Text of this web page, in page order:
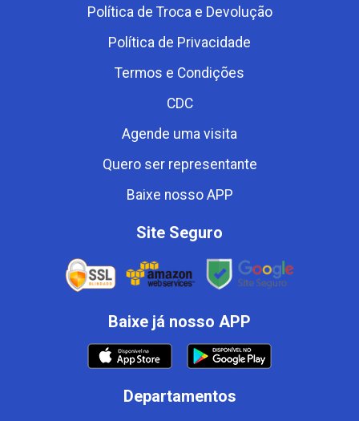
Política de Troca e Devolução
Política de Privacidade
Termos e Condições
CDC
Agende uma visita
Quero ser representante
Baixe nosso APP
Site Seguro
Baixe já nosso APP
Departamentos